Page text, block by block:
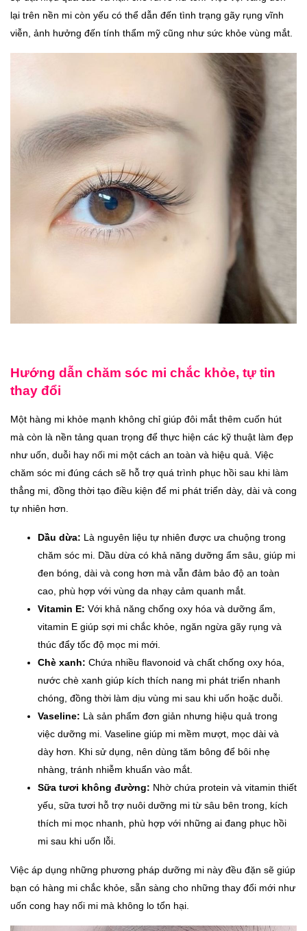
lại trên nền mi còn yếu có thể dẫn đến tình trạng gãy rụng vĩnh
viễn, ảnh hưởng đến tính thẩm mỹ cũng như sức khỏe vùng mắt.
Hướng dẫn chăm sóc mi chắc khỏe, tự tin
thay đổi
Một hàng mi khỏe mạnh không chỉ giúp đôi mắt thêm cuốn hút
mà còn là nền tảng quan trọng để thực hiện các kỹ thuật làm đẹp
như uốn, duỗi hay nối mi một cách an toàn và hiệu quả. Việc
chăm sóc mi đúng cách sẽ hỗ trợ quá trình phục hồi sau khi làm
thẳng mi, đồng thời tạo điều kiện để mi phát triển dày, dài và cong
tự nhiên hơn.
Dầu dừa: Là nguyên liệu tự nhiên được ưa chuộng trong
chăm sóc mi. Dầu dừa có khả năng dưỡng ẩm sâu, giúp mi
đen bóng, dài và cong hơn mà vẫn đảm bảo độ an toàn
cao, phù hợp với vùng da nhạy cảm quanh mắt.
Vitamin E: Với khả năng chống oxy hóa và dưỡng ẩm,
vitamin E giúp sợi mi chắc khỏe, ngăn ngừa gãy rụng và
thúc đẩy tốc độ mọc mi mới.
Chè xanh: Chứa nhiều flavonoid và chất chống oxy hóa,
nước chè xanh giúp kích thích nang mi phát triển nhanh
chóng, đồng thời làm dịu vùng mi sau khi uốn hoặc duỗi.
Vaseline: Là sản phẩm đơn giản nhưng hiệu quả trong
việc dưỡng mi. Vaseline giúp mi mềm mượt, mọc dài và
dày hơn. Khi sử dụng, nên dùng tăm bông để bôi nhẹ
nhàng, tránh nhiễm khuẩn vào mắt.
Sữa tươi không đường: Nhờ chứa protein và vitamin thiết
yếu, sữa tươi hỗ trợ nuôi dưỡng mi từ sâu bên trong, kích
thích mi mọc nhanh, phù hợp với những ai đang phục hồi
mi sau khi uốn lỗi.
Việc áp dụng những phương pháp dưỡng mi này đều đặn sẽ giúp
bạn có hàng mi chắc khỏe, sẵn sàng cho những thay đổi mới như
uốn cong hay nối mi mà không lo tổn hại.